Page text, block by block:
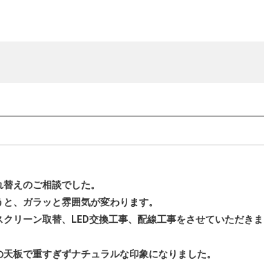
えのご相談でした。
、ガラッと雰囲気が変わります。
リーン取替、LED交換工事、配線工事をさせていただきま
板で重すぎずナチュラルな印象になりました。